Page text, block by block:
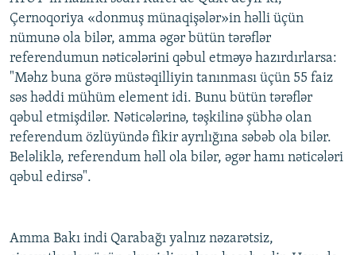
Çernoqoriya «donmuş münaqişələr»in həlli üçün
nümunə ola bilər, amma əgər bütün tərəflər
referendumun nəticələrini qəbul etməyə hazırdırlarsa:
"Məhz buna görə müstəqilliyin tanınması üçün 55 faiz
səs həddi mühüm element idi. Bunu bütün tərəflər
qəbul etmişdilər. Nəticələrinə, təşkilinə şübhə olan
referendum özlüyündə fikir ayrılığına səbəb ola bilər.
Beləliklə, referendum həll ola bilər, əgər hamı nəticələri
qəbul edirsə".
Amma Bakı indi Qarabağı yalnız nəzarətsiz,